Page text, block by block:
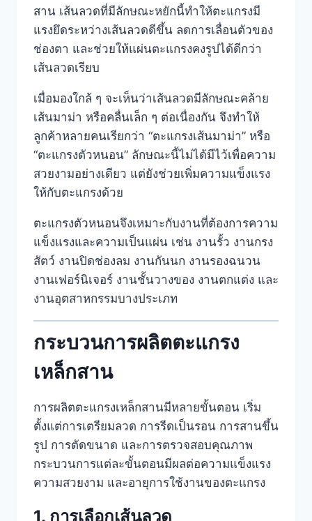
สาน เส้นลวดที่มีลักษณะหยักนี้ทำให้ตะแกรงมี
แรงยึดระหว่างเส้นลวดดีขึ้น ลดการเลื่อนตัวของ
ช่องตา และช่วยให้แผ่นตะแกรงคงรูปได้ดีกว่า
เส้นลวดเรียบ
เมื่อมองใกล้ ๆ จะเห็นว่าเส้นลวดมีลักษณะคล้าย
เส้นมาม่า หรือคลื่นเล็ก ๆ ต่อเนื่องกัน จึงทำให้
ลูกค้าหลายคนเรียกว่า “ตะแกรงเส้นมาม่า” หรือ
“ตะแกรงตัวหนอน” ลักษณะนี้ไม่ได้มีไว้เพื่อความ
สวยงามอย่างเดียว แต่ยังช่วยเพิ่มความแข็งแรง
ให้กับตะแกรงด้วย
ตะแกรงตัวหนอนจึงเหมาะกับงานที่ต้องการความ
แข็งแรงและความเป็นแผ่น เช่น งานรั้ว งานกรง
สัตว์ งานปิดช่องลม งานกันนก งานรองฉนวน
งานเฟอร์นิเจอร์ งานชั้นวางของ งานตกแต่ง และ
งานอุตสาหกรรมบางประเภท
กระบวนการผลิตตะแกรง
เหล็กสาน
การผลิตตะแกรงเหล็กสานมีหลายขั้นตอน เริ่ม
ตั้งแต่การเตรียมลวด การรีดเป็นรอน การสานขึ้น
รูป การตัดขนาด และการตรวจสอบคุณภาพ
กระบวนการแต่ละขั้นตอนมีผลต่อความแข็งแรง
ความสวยงาม และอายุการใช้งานของตะแกรง
1. การเลือกเส้นลวด